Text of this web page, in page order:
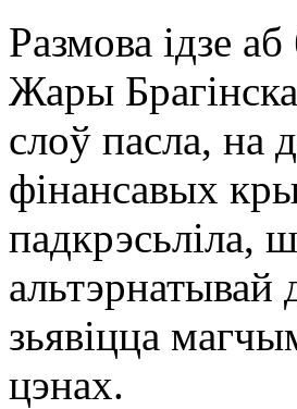
Размова ідзе
Жары
слоў пасла, на
фінансавых
падкрэсьліла,
альтэрнатывай
зьявіцца
цэнах.